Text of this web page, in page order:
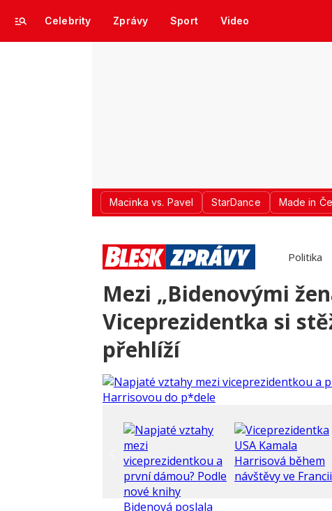
Celebrity Zprávy Sport Video
Macinka vs. Pavel StarDance Made in
Politika
Mezi „Bidenovými
Viceprezidentka si
přehlíží